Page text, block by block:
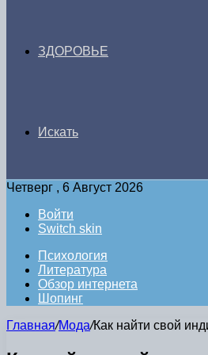
ЗДОРОВЬЕ
Искать
Четверг , 6 Август 2026
Войти
Switch skin
Психология
Литература
Обзор интернета
Шопинг
Главная/Мода/Как найти свой